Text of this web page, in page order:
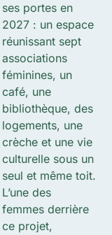
ses portes en
2027 : un espace
réunissant sept
associations
féminines, un
café, une
bibliothèque, des
logements, une
crèche et une vie
culturelle sous un
seul et même toit.
L’une des
femmes derrière
ce projet,